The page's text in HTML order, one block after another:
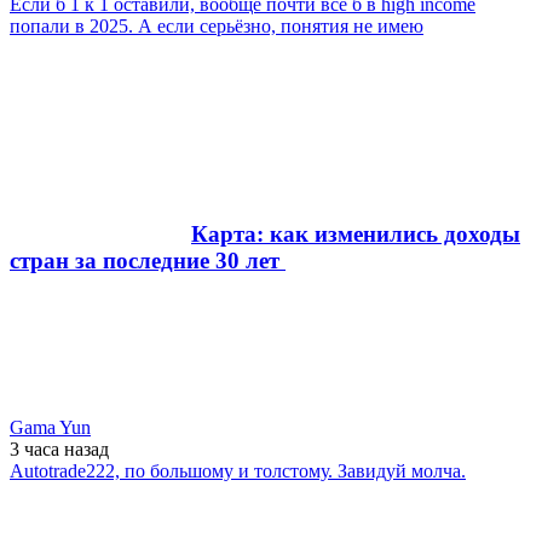
Если б 1 к 1 оставили, вообще почти все б в high income
попали в 2025. А если серьёзно, понятия не имею
Карта: как изменились доходы
стран за последние 30 лет
Gama Yun
3 часа назад
Autotrade222, по большому и толстому. Завидуй молча.